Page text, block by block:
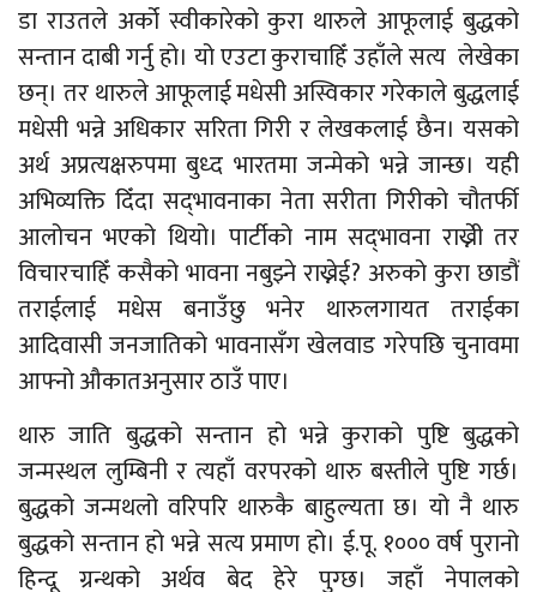
डा राउतले अर्को स्वीकारेको कुरा थारुले आफूलाई बुद्धको
सन्तान दाबी गर्नु हो। यो एउटा कुराचाहिँ उहाँले सत्य लेखेका
छन्। तर थारुले आफूलाई मधेसी अस्विकार गरेकाले बुद्धलाई
मधेसी भन्ने अधिकार सरिता गिरी र लेखकलाई छैन। यसको
अर्थ अप्रत्यक्षरुपमा बुध्द भारतमा जन्मेको भन्ने जान्छ। यही
अभिव्यक्ति दिँदा सद्‍भावनाका नेता सरीता गिरीको चौतर्फी
आलोचन भएको थियो। पार्टीको नाम सद्‍भावना राख्नेी तर
विचारचाहिँ कसैको भावना नबुझ्ने राख्नेई? अरुको कुरा छाडौं
तराईलाई मधेस बनाउँछु भनेर थारुलगायत तराईका
आदिवासी जनजातिको भावनासँग खेलवाड गरेपछि चुनावमा
आफ्नो औकातअनुसार ठाउँ पाए।
थारु जाति बुद्धको सन्तान हो भन्ने कुराको पुष्टि बुद्धको
जन्मस्थल लुम्बिनी र त्यहाँ वरपरको थारु बस्तीले पुष्टि गर्छ।
बुद्धको जन्मथलो वरिपरि थारुकै बाहुल्यता छ। यो नै थारु
बुद्धको सन्तान हो भन्ने सत्य प्रमाण हो। ई.पू. १००० वर्ष पुरानो
हिन्दू ग्रन्थको अर्थव बेद हेरे पुग्छ। जहाँ नेपालको